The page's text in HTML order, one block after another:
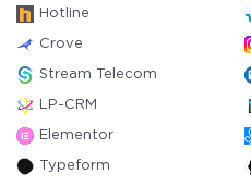
Hotline
Crove
Stream Telecom
LP-CRM
Elementor
Typeform